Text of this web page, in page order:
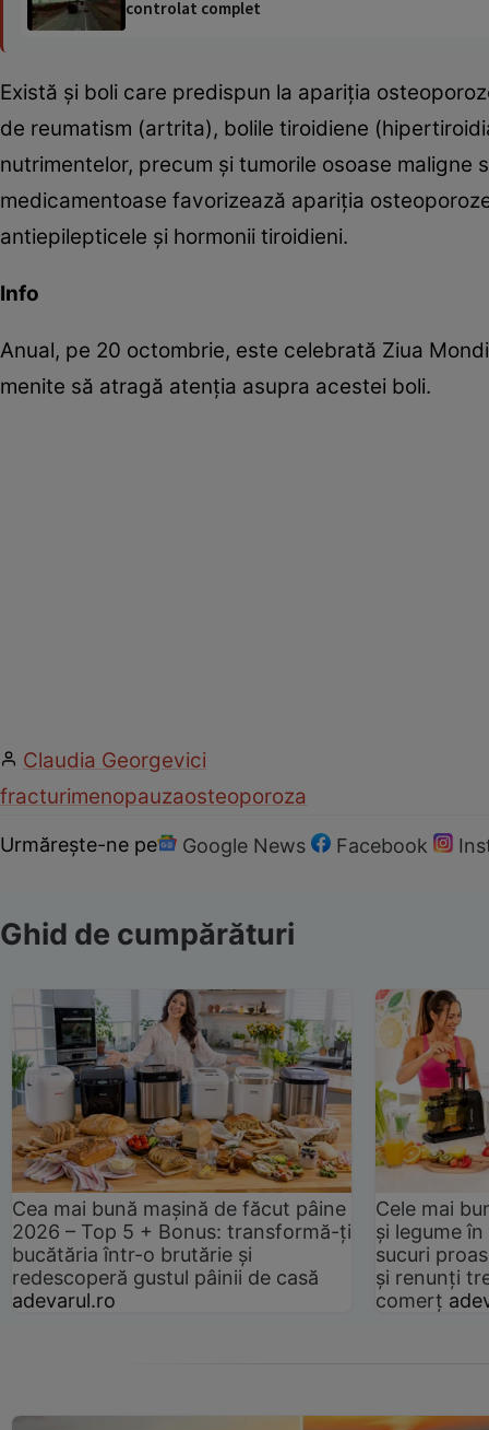
controlat complet
Există şi boli care predispun la apariţia
de reumatism (artrita), bolile tiroidiene
nutrimentelor, precum şi tumorile osoase maligne
medicamentoase favorizează apariţia
antiepilepticele şi hormonii tiroidieni.
Info
Anual, pe 20 octombrie, este celebrată Ziua
menite să atragă atenţia asupra acestei boli.
Claudia Georgevici
fracturimenopauzaosteoporoza
Urmărește-ne pe Google News Facebook
Ghid de cumpărături
Cea mai bună mașină de făcut pâine
2026 – Top 5 + Bonus: transformă-ți
bucătăria într-o brutărie și
redescoperă gustul pâinii de casă
adevarul.ro
Cele mai
și legume
sucuri
și renunți
comerț